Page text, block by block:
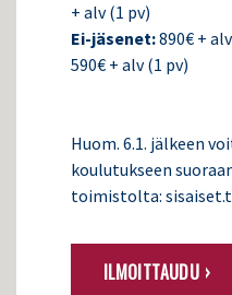
+ alv (1 pv)
Ei-jäsenet:890€ +
590€ + alv (1 pv)
Huom. 6.1. jälkeen
koulutukseen
toimistolta:
ILMOITTAUDU ›